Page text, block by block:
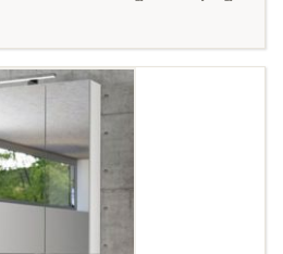
Szupermatt
fehér
Nádzöld Füstös zöld